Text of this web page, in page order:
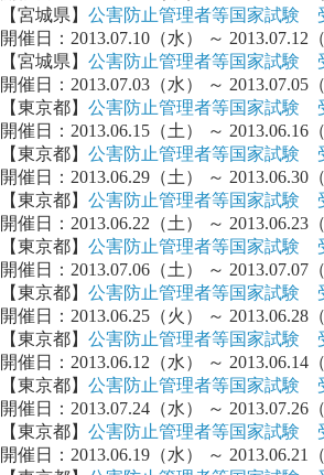
【宮城県】 公害防止管理者等国家試験
開催日：2013.07.10（水） ～ 2013.07.12（
【宮城県】 公害防止管理者等国家試験
開催日：2013.07.03（水） ～ 2013.07.05（
【東京都】 公害防止管理者等国家試験
開催日：2013.06.15（土） ～ 2013.06.16（
【東京都】 公害防止管理者等国家試験
開催日：2013.06.29（土） ～ 2013.06.30（
【東京都】 公害防止管理者等国家試験
開催日：2013.06.22（土） ～ 2013.06.23（
【東京都】 公害防止管理者等国家試験
開催日：2013.07.06（土） ～ 2013.07.07（
【東京都】 公害防止管理者等国家試験
開催日：2013.06.25（火） ～ 2013.06.28（
【東京都】 公害防止管理者等国家試験
開催日：2013.06.12（水） ～ 2013.06.14（
【東京都】 公害防止管理者等国家試験
開催日：2013.07.24（水） ～ 2013.07.26（
【東京都】 公害防止管理者等国家試験
開催日：2013.06.19（水） ～ 2013.06.21（